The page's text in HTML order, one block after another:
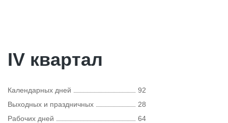
IV квартал
Календарных дней
92
Выходных и праздничных
28
Рабочих дней
64